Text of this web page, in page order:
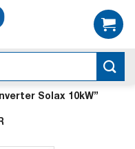
Solax 10kW”